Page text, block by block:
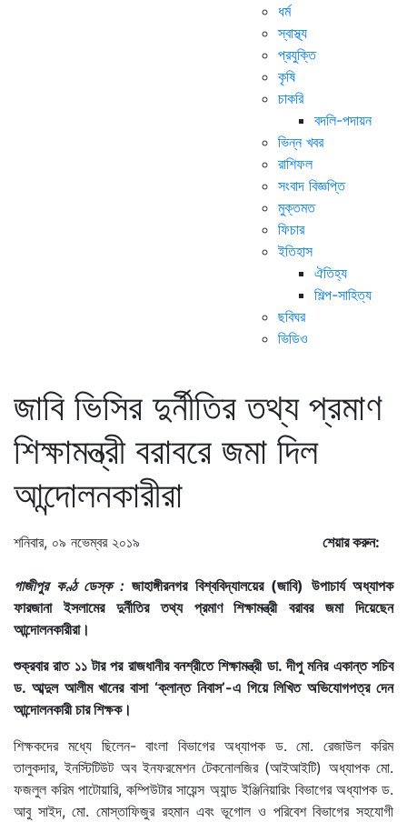
ধর্ম
স্বাস্থ্য
প্রযুক্তি
কৃষি
চাকরি
বদলি-পদায়ন
ভিন্ন খবর
রাশিফল
সংবাদ বিজ্ঞপ্তি
মুক্তমত
ফিচার
ইতিহাস
ঐতিহ্য
শিল্প-সাহিত্য
ছবিঘর
ভিডিও
জাবি ভিসির দুর্নীতির তথ্য প্রমাণ
শিক্ষামন্ত্রী বরাবরে জমা দিল
আন্দোলনকারীরা
শনিবার, ০৯ নভেম্বর ২০১৯ শেয়ার করুন:
গাজীপুর কণ্ঠ ডেস্ক :জাহাঙ্গীরনগর বিশ্ববিদ্যালয়ের (জাবি) উপাচার্য অধ্যাপক
ফারজানা ইসলামের দুর্নীতির তথ্য প্রমাণ শিক্ষামন্ত্রী বরাবর জমা দিয়েছেন
আন্দোলনকারীরা।
শুক্রবার রাত ১১ টার পর রাজধানীর বনশ্রীতে শিক্ষামন্ত্রী ডা. দীপু মনির একান্ত সচিব
ড. আব্দুল আলীম খানের বাসা ‘ক্লান্ত নিবাস’-এ গিয়ে লিখিত অভিযোগপত্র দেন
আন্দোলনকারী চার শিক্ষক।
শিক্ষকদের মধ্যে ছিলেন- বাংলা বিভাগের অধ্যাপক ড. মো. রেজাউল করিম
তালুকদার, ইনস্টিটিউট অব ইনফরমেশন টেকনোলজির (আইআইটি) অধ্যাপক মো.
ফজলুল করিম পাটোয়ারি, কম্পিউটার সায়েন্স অ্যান্ড ইঞ্জিনিয়ারিং বিভাগের অধ্যাপক ড.
আবু সাইদ, মো. মোস্তাফিজুর রহমান এবং ভূগোল ও পরিবেশ বিভাগের সহযোগী